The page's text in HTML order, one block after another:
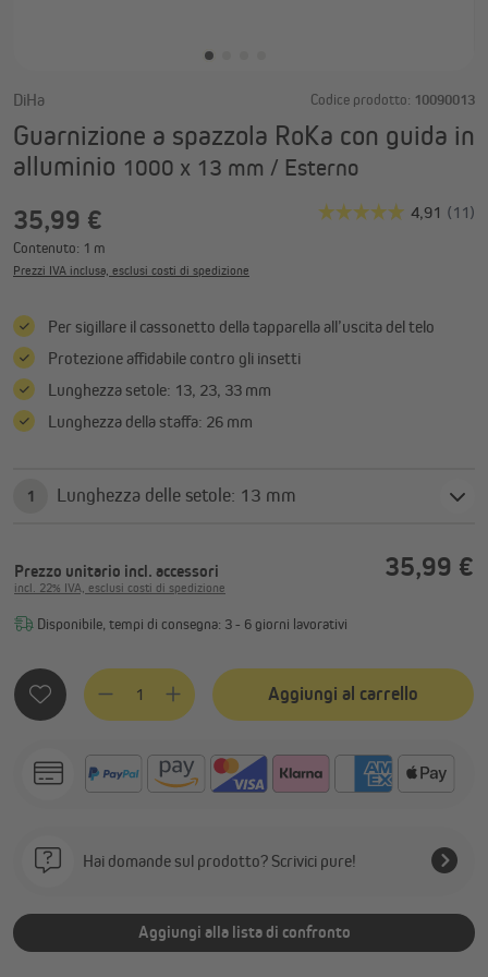
DiHa Codice prodotto: 10090013
Guarnizione a spazzola RoKa con guida in
alluminio 1000 x 13 mm / Esterno
35,99 €
Contenuto: 1 m
Prezzi IVA inclusa, esclusi costi di spedizione
Per sigillare il cassonetto della tapparella all’uscita del telo
Protezione affidabile contro gli insetti
Lunghezza setole: 13, 23, 33 mm
Lunghezza della staffa: 26 mm
1 Lunghezza delle setole: 13 mm
Prezzo unitario incl. accessori 35,99 €
incl. 22% IVA, esclusi costi di spedizione
Disponibile, tempi di consegna: 3 - 6 giorni lavorativi
Quantità del prodotto: inserisci la quantità desiderata o
Aggiungi al carrello
Hai domande sul prodotto? Scrivici pure!
Aggiungi alla lista di confronto